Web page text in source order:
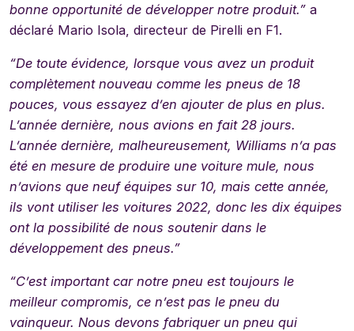
bonne opportunité de développer notre produit.” a
déclaré Mario Isola, directeur de Pirelli en F1.
“De toute évidence, lorsque vous avez un produit
complètement nouveau comme les pneus de 18
pouces, vous essayez d’en ajouter de plus en plus.
L’année dernière, nous avions en fait 28 jours.
L’année dernière, malheureusement, Williams n’a pas
été en mesure de produire une voiture mule, nous
n’avions que neuf équipes sur 10, mais cette année,
ils vont utiliser les voitures 2022, donc les dix équipes
ont la possibilité de nous soutenir dans le
développement des pneus.”
“C’est important car notre pneu est toujours le
meilleur compromis, ce n’est pas le pneu du
vainqueur. Nous devons fabriquer un pneu qui